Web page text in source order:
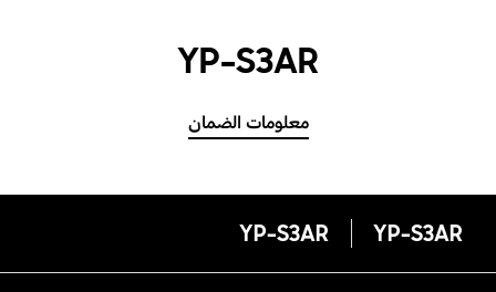
YP-S3AR
معلومات الضمان
YP-S3AR
YP-S3AR